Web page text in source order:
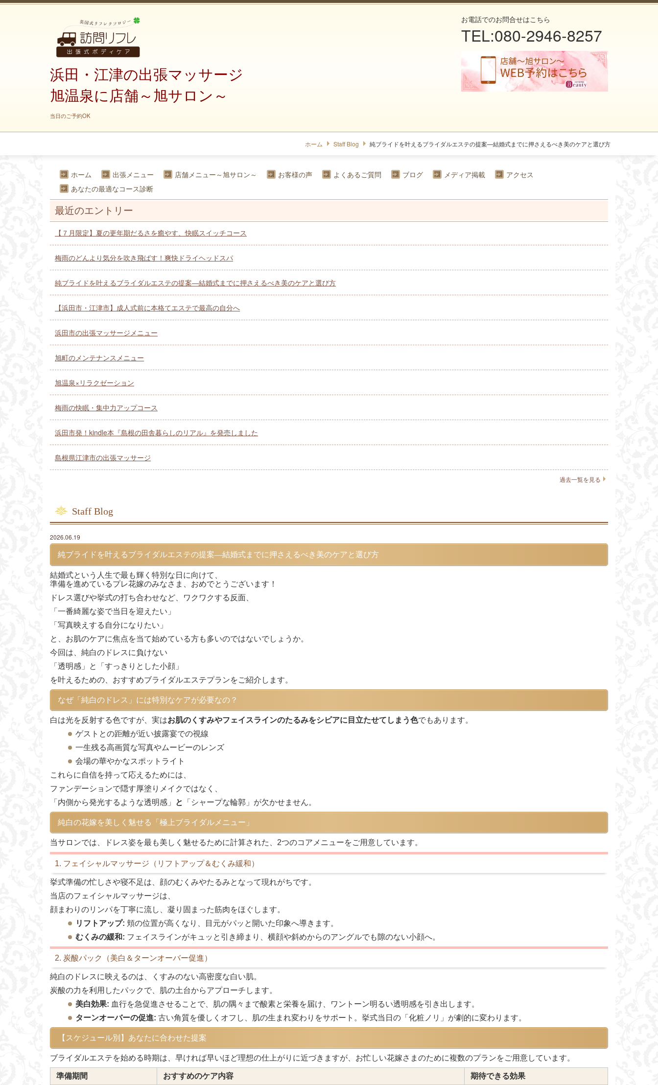
浜田・江津の出張マッサージ
旭温泉に店舗～旭サロン～
当日のご予約OK
お電話でのお問合せはこちら
TEL:080-2946-8257
ホーム Staff Blog 純ブライドを叶えるブライダルエステの提案—結婚式までに押さえるべき美のケアと選び方
ホーム 出張メニュー 店舗メニュー～旭サロン～ お客様の声 よくあるご質問 ブログ メディア掲載
アクセス
あなたの最適なコース診断
最近のエントリー
【７月限定】夏の更年期だるさを癒やす、快眠スイッチコース
梅雨のどんより気分を吹き飛ばす！爽快ドライヘッドスパ
純ブライドを叶えるブライダルエステの提案—結婚式までに押さえるべき美のケアと選び方
【浜田市・江津市】成人式前に本格てエステで最高の自分へ
浜田市の出張マッサージメニュー
旭町のメンテナンスメニュー
旭温泉×リラクゼーション
梅雨の快眠・集中力アップコース
浜田市発！kindle本『島根の田舎暮らしのリアル』を発売しました
島根県江津市の出張マッサージ
過去一覧を見る
Staff Blog
2026.06.19
純ブライドを叶えるブライダルエステの提案—結婚式までに押さえるべき美のケアと選び方
結婚式という人生で最も輝く特別な日に向けて、
準備を進めているプレ花嫁のみなさま、おめでとうございます！
ドレス選びや挙式の打ち合わせなど、ワクワクする反面、
「一番綺麗な姿で当日を迎えたい」
「写真映えする自分になりたい」
と、お肌のケアに焦点を当て始めている方も多いのではないでしょうか。
今回は、純白のドレスに負けない
「透明感」と「すっきりとした小顔」
を叶えるための、おすすめブライダルエステプランをご紹介します。
なぜ「純白のドレス」には特別なケアが必要なの？
白は光を反射する色ですが、実はお肌のくすみやフェイスラインのたるみをシビアに目立たせてしまう色でもあります。
ゲストとの距離が近い披露宴での視線
一生残る高画質な写真やムービーのレンズ
会場の華やかなスポットライト
これらに自信を持って応えるためには、
ファンデーションで隠す厚塗りメイクではなく、
「内側から発光するような透明感」
と 「シャープな輪郭」が欠かせません。
純白の花嫁を美しく魅せる「極上ブライダルメニュー」
当サロンでは、ドレス姿を最も美しく魅せるために計算された、2つのコアメニューをご用意しています。
1. フェイシャルマッサージ（リフトアップ＆むくみ緩和）
挙式準備の忙しさや寝不足は、顔のむくみやたるみとなって現れがちです。
当店のフェイシャルマッサージは、
顔まわりのリンパを丁寧に流し、凝り固まった筋肉をほぐします。
リフトアップ: 頬の位置が高くなり、目元がパッと開いた印象へ導きます。
むくみの緩和: フェイスラインがキュッと引き締まり、横顔や斜めからのアングルでも隙のない小顔へ。
2. 炭酸パック（美白＆ターンオーバー促進）
純白のドレスに映えるのは、くすみのない高密度な白い肌。
炭酸の力を利用したパックで、肌の土台からアプローチします。
美白効果: 血行を急促進させることで、肌の隅々まで酸素と栄養を届け、ワントーン明るい透明感を引き出します。
ターンオーバーの促進: 古い角質を優しくオフし、肌の生まれ変わりをサポート。挙式当日の「化粧ノリ」が劇的に変わります。
【スケジュール別】あなたに合わせた提案
ブライダルエステを始める時期は、早ければ早いほど理想の仕上がりに近づきますが、お忙しい花嫁さまのために複数のプランをご用意しています。
準備期間 おすすめのケア内容 期待できる効果